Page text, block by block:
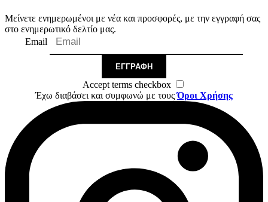
Μείνετε ενημερωμένοι με νέα και προσφορές, με την εγγραφή σας
στο ενημερωτικό δελτίο μας.
Email
ΕΓΓΡΑΦΉ
Accept terms checkbox
Έχω διαβάσει και συμφωνώ με τουςΌροι Χρήσης